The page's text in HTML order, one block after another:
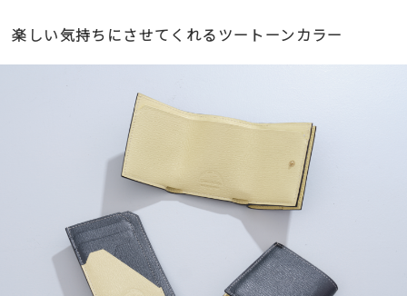
楽しい気持ちにさせてくれるツートーンカラー